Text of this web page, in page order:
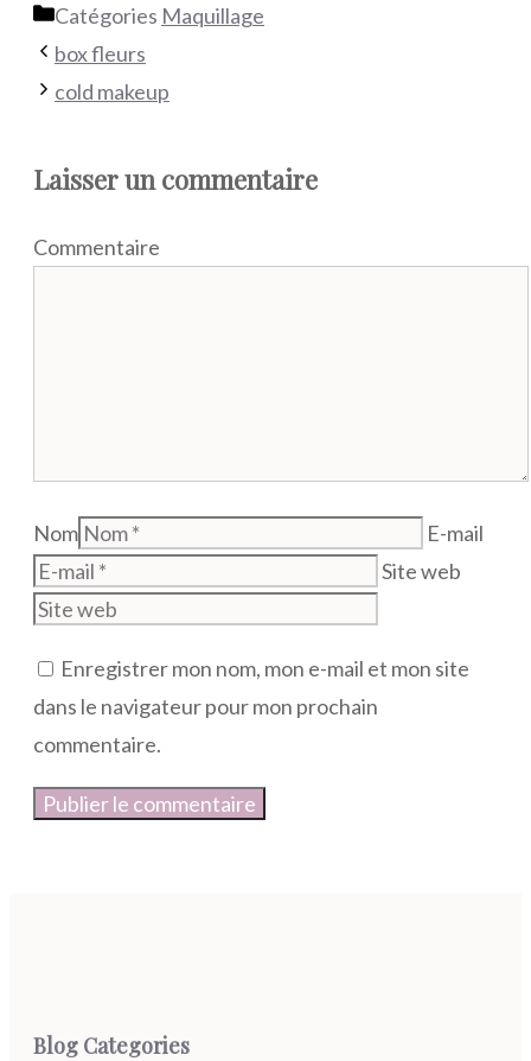
Catégories Maquillage
box fleurs
cold makeup
Laisser un commentaire
Commentaire
Nom
E-mail
Site web
Enregistrer mon nom, mon e-mail et mon site
dans le navigateur pour mon prochain
commentaire.
Blog Categories